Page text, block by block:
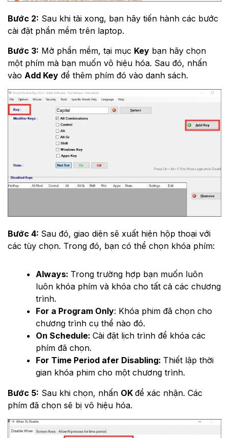
Bước 2: Sau khi tải xong, bạn hãy tiến hành các bước
cài đặt phần mềm trên laptop.
Bước 3: Mở phần mềm, tại mục Key bạn hãy chọn
một phím mà bạn muốn vô hiệu hóa. Sau đó, nhấn
vào Add Key để thêm phím đó vào danh sách.
Bước 4: Sau đó, giao diện sẽ xuất hiện hộp thoại với
các tùy chọn. Trong đó, bạn có thể chọn khóa phím:
Always: Trong trường hợp bạn muốn luôn
luôn khóa phím và khóa cho tất cả các chương
trình.
For a Program Only: Khóa phim đã chọn cho
chương trình cụ thể nào đó.
On Schedule: Cài đặt lịch trình để khóa các
phím đã chọn.
For Time Period afer Disabling: Thiết lập thời
gian khóa phim cho một chương trình.
Bước 5: Sau khi chọn, nhấn OK để xác nhận. Các
phím đã chọn sẽ bị vô hiệu hóa.